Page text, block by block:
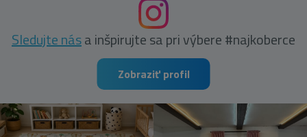
Sledujte nása inšpirujte sa pri výbere #najkoberce
Zobraziť profil